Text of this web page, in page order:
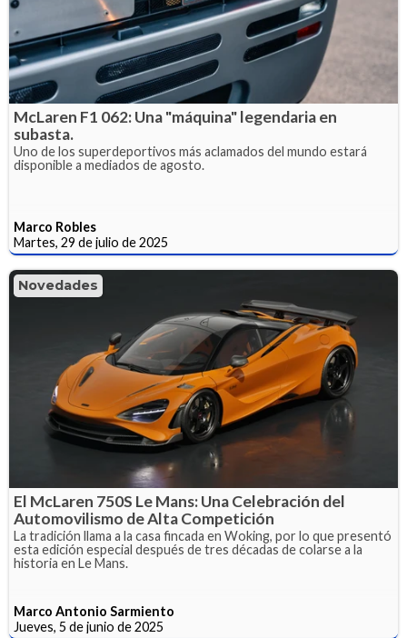
McLaren F1 062: Una "máquina" legendaria en
subasta.
Uno de los superdeportivos más aclamados del mundo estará
disponible a mediados de agosto.
Marco Robles
Martes, 29 de julio de 2025
Novedades
El McLaren 750S Le Mans: Una Celebración del
Automovilismo de Alta Competición
La tradición llama a la casa fincada en Woking, por lo que presentó
esta edición especial después de tres décadas de colarse a la
historia en Le Mans.
Marco Antonio Sarmiento
Jueves, 5 de junio de 2025